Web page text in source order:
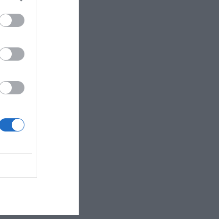
una posizione fav..."
collegato alle princ..."
rinnovata di..."
interesse del ..."
allo Sta..."